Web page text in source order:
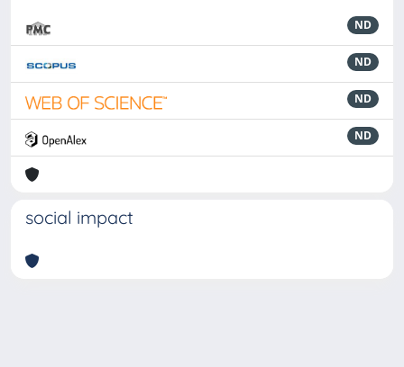
ND
ND
ND
ND
social impact